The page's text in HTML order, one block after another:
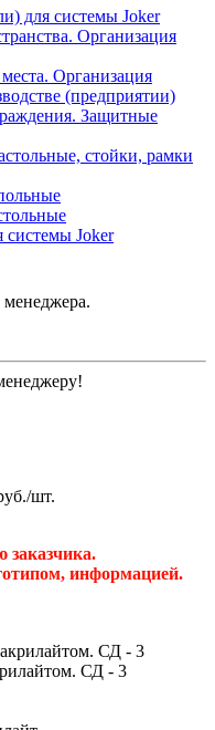
для системы Joker
Организация
Организация
(предприятии)
Защитные
стойки, рамки
системы Joker
менеджера.
шт.
заказчика.
информацией.
СД - 3